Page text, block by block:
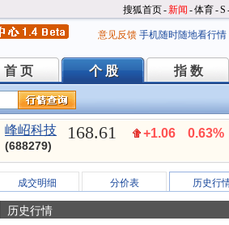
搜狐首页-新闻 -体育-S
意见反馈 手机随时随地看行情
首 页
首 页 个 股
个 股 指 数
指 数
峰岹科技
(688279)
168.61 +1.06 0.63%
成交明细 分价表 历史行
历史行情